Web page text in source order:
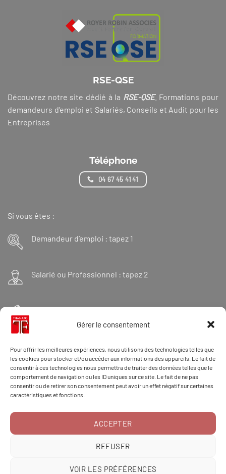
Gérer le consentement
Pour offrir les meilleures expériences, nous utilisons des technologies telles que
les cookies pour stocker et/ou accéder aux informations des appareils. Le fait de
consentir à ces technologies nous permettra de traiter des données telles que le
comportement de navigation ou les ID uniques sur ce site. Le fait de ne pas
consentir ou de retirer son consentement peut avoir un effet négatif sur certaines
caractéristiques et fonctions.
ACCEPTER
REFUSER
VOIR LES PRÉFÉRENCES
RSE-QSE
Découvrez notre site dédié à la RSE-QSE. Formations pour
demandeurs d’emploi et Salariés, Conseils et Audit pour les
Entreprises
Téléphone
04 67 45 41 41
Si vous êtes :
Demandeur d’emploi : tapez 1
Salarié ou Professionnel : tapez 2
Financeur : tapez 3
Et « 98 » pour une formation Thanatopraxie
CONTACT/DOSSIER
RÉCLAMATION